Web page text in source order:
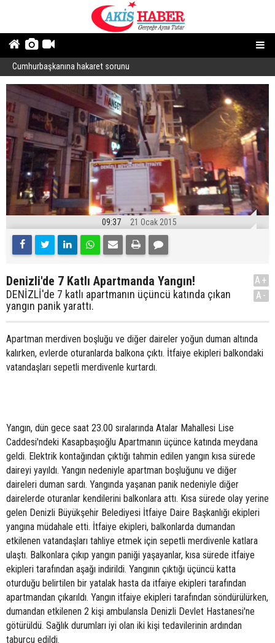
Cumhurbaşkanına hakaret sorunu
09:37 21 Ocak 2015
Denizli'de 7 Katlı Apartmanda Yangın!
DENİZLİ'de 7 katlı apartmanın üçüncü katında çıkan
yangın panik yarattı.
A+
A-
Apartman merdiven boşluğu ve diğer daireler yoğun duman altında
kalırken, evlerde oturanlarda balkona çıktı. İtfaiye ekipleri balkondaki
vatandaşları sepetli merdivenle kurtardı.
Yangın, dün gece saat 23.00 sıralarında Atalar Mahallesi Lise
Caddesi'ndeki Kasapbaşıoğlu Apartmanın üçünce katında meydana
geldi. Elektrik kontağından çıktığı tahmin edilen yangın kısa sürede
daireyi yayıldı. Yangın nedeniyle apartman boşluğunu ve diğer
daireleri duman sardı. Yangında yaşanan panik nedeniyle diğer
dairelerde oturanlar kendilerini balkonlara attı. Kısa sürede olay yerine
gelen Denizli Büyükşehir Belediyesi İtfaiye Daire Başkanlığı ekipleri
yangına müdahale etti. İtfaiye ekipleri, balkonlarda dumandan
etkilenen vatandaşları tahliye etmek için sepetli merdivenle katlara
ulaştı. Balkonlara çıkıp yangın paniği yaşayanlar, kısa sürede itfaiye
ekipleri tarafından aşağı indirildi. Yangının çıktığı üçüncü katta
oturduğu belirtilen bir yatalak hasta da itfaiye ekipleri tarafından
apartmandan çıkarıldı. Yangın itfaiye ekipleri tarafından söndürülürken,
dumandan etkilenen 2 kişi ambulansla Denizli Devlet Hastanesi'ne
götürüldü. Sağlık durumları iyi olan iki kişi tedavilerinin ardından
taburcu edildi.